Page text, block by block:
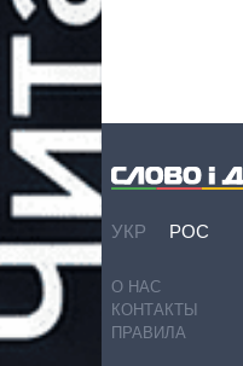
УКР РОС
О НАС
КОНТАКТЫ
ПРАВИЛА